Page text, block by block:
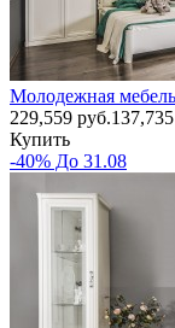
Молодежная
229,559 руб.
Купить
-40% До 31.08